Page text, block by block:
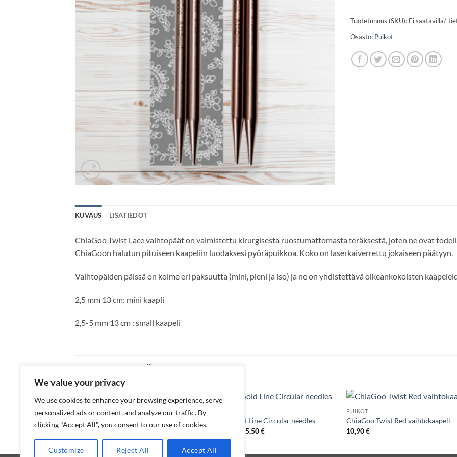
We value your privacy
We use cookies to enhance your browsing experience, serve
personalized ads or content, and analyze our traffic. By
clicking "Accept All", you consent to our use of cookies.
Customize Reject All Accept All
Tuotetunnus (SKU): Ei saatavilla/-
Osasto: Puikot
KUVAUS LISÄTIEDOT
ChiaGoo Twist Lace vaihtopäät on valmistettu kirurgisesta ruostumattomasta teräksestä, joten ne ovat
ChiaGoon halutun pituiseen kaapeliin luodaksesi pyöräpuikkoa. Koko on laserkaiverrettu jokaiseen päätyyn.
Vaihtopäiden päissä on kolme eri paksuutta (mini, pieni ja iso) ja ne on yhdistettävä oikeankokoisten
2,5 mm 13 cm: mini kaapli
2,5-5 mm 13 cm : small kaapeli
TUTUSTU MYÖS
PUIKOT
ChiaoGoo Needles
13,00
€ –
Hintaluokka:
13,00 €
16,00 €
TKB – Gold Line Circular needles
15,50€Hintaluokka:
PUIKOT
ChiaGoo Twist Red vaihtokaapeli
10,90€